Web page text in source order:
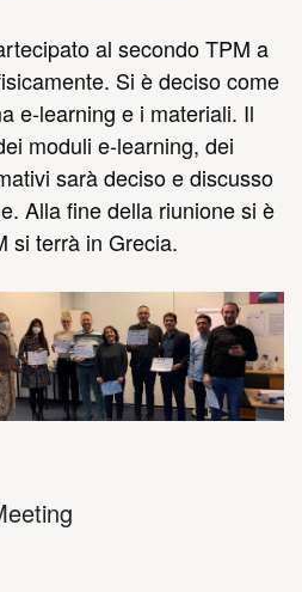
al secondo TPM a
Si è deciso come
e-learning e i materiali. Il
moduli e-learning, dei
sarà deciso e discusso
Alla fine della riunione si è
si terrà in Grecia.